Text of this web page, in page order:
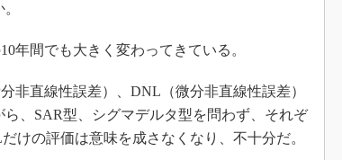
年間でも大きく変わってきている。
直線性誤差）、DNL（微分非直線性誤差）
、SAR型、シグマデルタ型を問わず、それぞ
けの評価は意味を成さなくなり、不十分だ。